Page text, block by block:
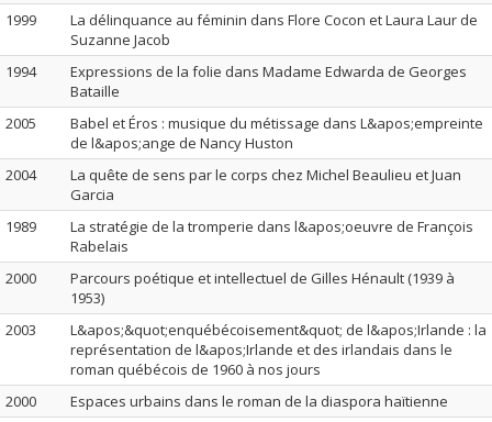
1999
La délinquance au féminin dans Flore Cocon et Laura Laur de
Suzanne Jacob
1994
Expressions de la folie dans Madame Edwarda de Georges
Bataille
2005
Babel et Éros : musique du métissage dans L&apos;empreinte
de l&apos;ange de Nancy Huston
2004
La quête de sens par le corps chez Michel Beaulieu et Juan
Garcia
1989
La stratégie de la tromperie dans l&apos;oeuvre de François
Rabelais
2000
Parcours poétique et intellectuel de Gilles Hénault (1939 à
1953)
2003
L&apos;&quot;enquébécoisement&quot; de l&apos;Irlande : la
représentation de l&apos;Irlande et des irlandais dans le
roman québécois de 1960 à nos jours
2000
Espaces urbains dans le roman de la diaspora haïtienne